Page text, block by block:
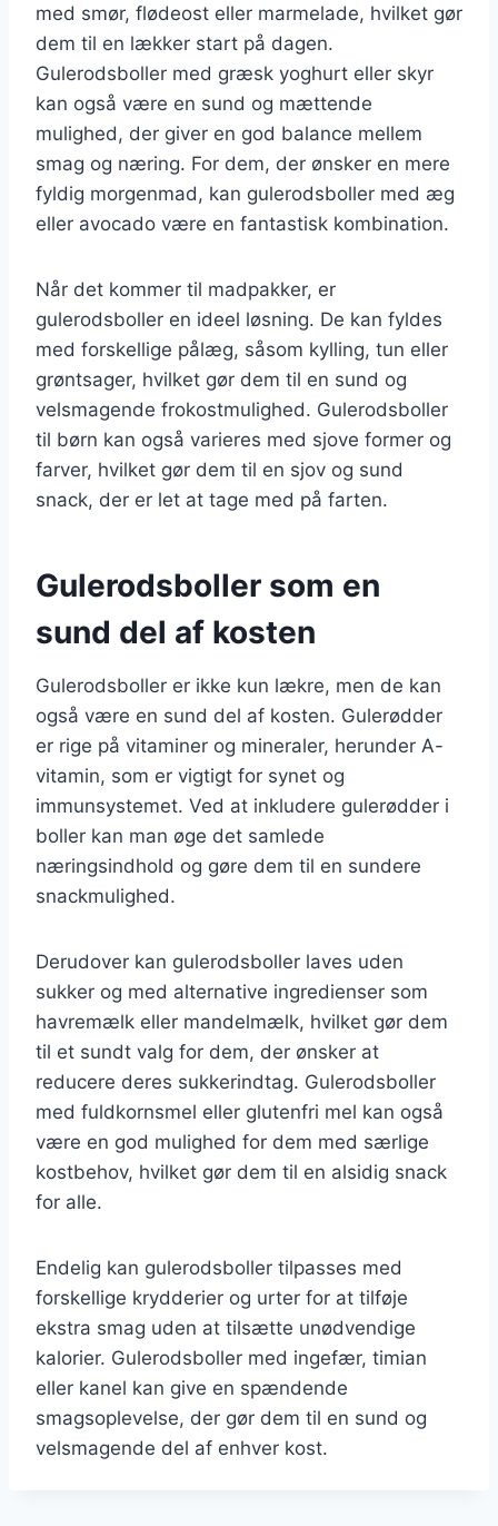
med smør, flødeost eller marmelade, hvilket gør
dem til en lækker start på dagen.
Gulerodsboller med græsk yoghurt eller skyr
kan også være en sund og mættende
mulighed, der giver en god balance mellem
smag og næring. For dem, der ønsker en mere
fyldig morgenmad, kan gulerodsboller med æg
eller avocado være en fantastisk kombination.
Når det kommer til madpakker, er
gulerodsboller en ideel løsning. De kan fyldes
med forskellige pålæg, såsom kylling, tun eller
grøntsager, hvilket gør dem til en sund og
velsmagende frokostmulighed. Gulerodsboller
til børn kan også varieres med sjove former og
farver, hvilket gør dem til en sjov og sund
snack, der er let at tage med på farten.
Gulerodsboller som en
sund del af kosten
Gulerodsboller er ikke kun lækre, men de kan
også være en sund del af kosten. Gulerødder
er rige på vitaminer og mineraler, herunder A-
vitamin, som er vigtigt for synet og
immunsystemet. Ved at inkludere gulerødder i
boller kan man øge det samlede
næringsindhold og gøre dem til en sundere
snackmulighed.
Derudover kan gulerodsboller laves uden
sukker og med alternative ingredienser som
havremælk eller mandelmælk, hvilket gør dem
til et sundt valg for dem, der ønsker at
reducere deres sukkerindtag. Gulerodsboller
med fuldkornsmel eller glutenfri mel kan også
være en god mulighed for dem med særlige
kostbehov, hvilket gør dem til en alsidig snack
for alle.
Endelig kan gulerodsboller tilpasses med
forskellige krydderier og urter for at tilføje
ekstra smag uden at tilsætte unødvendige
kalorier. Gulerodsboller med ingefær, timian
eller kanel kan give en spændende
smagsoplevelse, der gør dem til en sund og
velsmagende del af enhver kost.